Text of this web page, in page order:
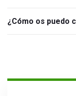
¿Cómo os puedo